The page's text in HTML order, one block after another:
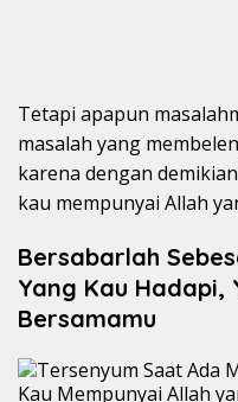
Tetapi apapun
masalah yang
karena dengan
kau mempunyai Allah
Bersabarlah
Yang Kau Hadapi,
Bersamamu